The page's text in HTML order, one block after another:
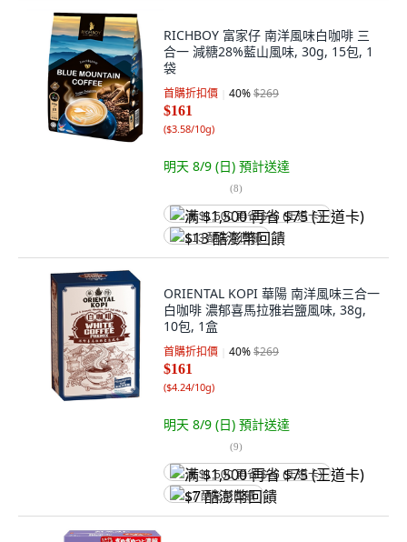
RICHBOY 富家仔 南洋風味白咖啡 三
合一 減糖28%藍山風味, 30g, 15包, 1
袋
首購折扣價 40%$269
$161
($3.58/10g)
明天 8/9 (日) 預計送達
(8)
满 $1,500 再省 $75 (王道卡)
$13 酷澎幣回饋
ORIENTAL KOPI 華陽 南洋風味三合一
白咖啡 濃郁喜馬拉雅岩鹽風味, 38g,
10包, 1盒
首購折扣價 40%$269
$161
($4.24/10g)
明天 8/9 (日) 預計送達
(9)
满 $1,500 再省 $75 (王道卡)
$7 酷澎幣回饋